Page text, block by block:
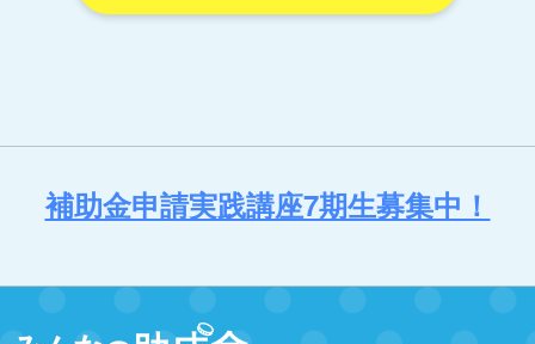
補助金申請実践講座7期生募集中！